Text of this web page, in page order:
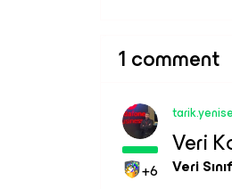
1 comment
+6
Veri
Veri